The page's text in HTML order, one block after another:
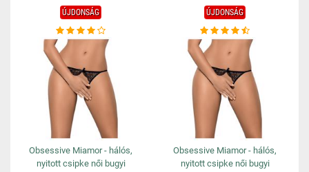
ÚJDONSÁG
Obsessive Miamor - hálós,
nyitott csipke női bugyi
ÚJDONSÁG
Obsessive Miamor - hálós,
nyitott csipke női bugyi